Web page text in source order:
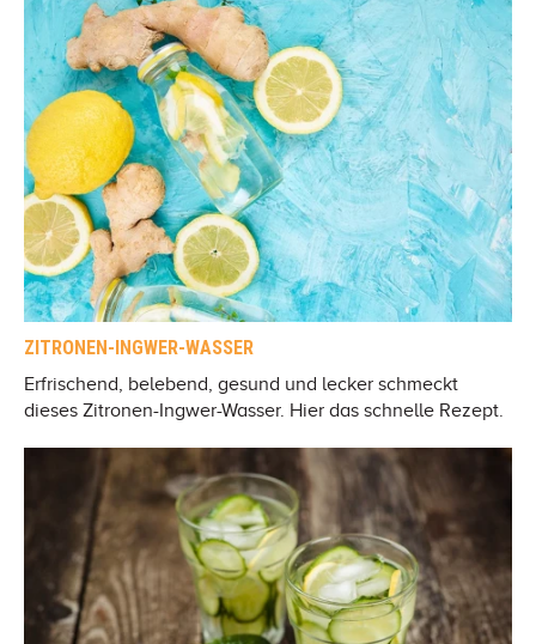
ZITRONEN-INGWER-WASSER
Erfrischend, belebend, gesund und lecker schmeckt
dieses Zitronen-Ingwer-Wasser. Hier das schnelle Rezept.